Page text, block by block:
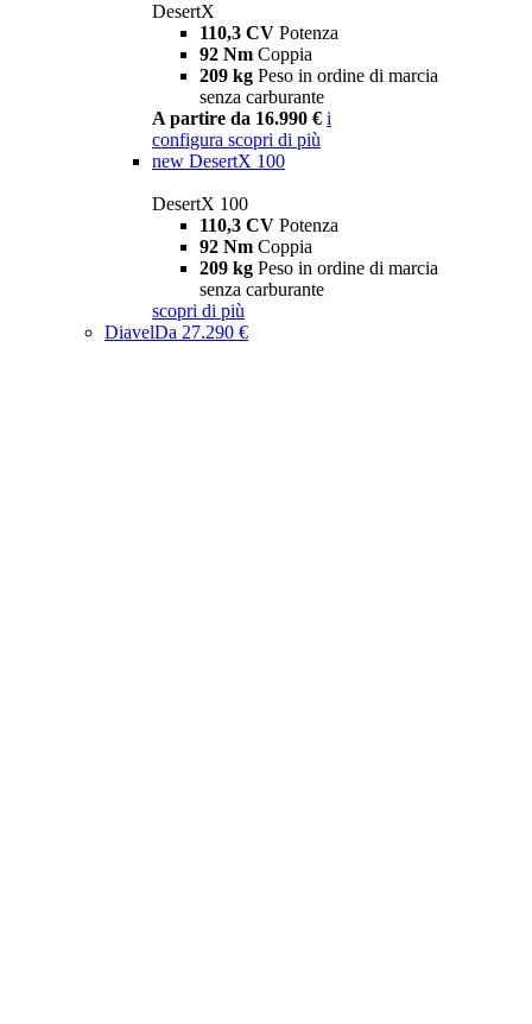
DesertX
110,3 CV Potenza
92 Nm Coppia
209 kg Peso in ordine di marcia
senza carburante
A partire da 16.990 € i
configura scopri di più
new DesertX 100
DesertX 100
110,3 CV Potenza
92 Nm Coppia
209 kg Peso in ordine di marcia
senza carburante
scopri di più
DiavelDa 27.290 €